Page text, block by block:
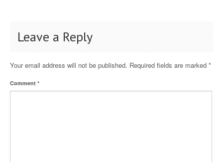
Leave a Reply
Your email address will not be published. Required fields are marked *
Comment *